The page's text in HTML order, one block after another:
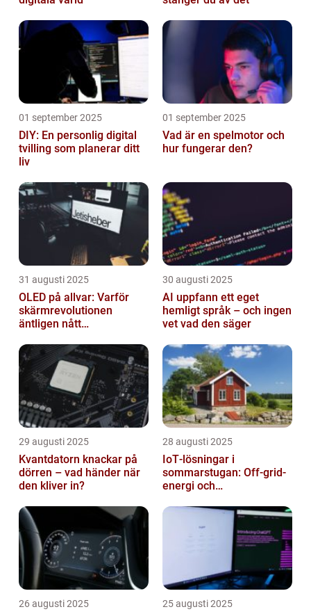
01 september 2025
DIY: En personlig digital
tvilling som planerar ditt
liv
01 september 2025
Vad är en spelmotor och
hur fungerar den?
31 augusti 2025
OLED på allvar: Varför
skärmrevolutionen
äntligen nått
30 augusti 2025
AI uppfann ett eget
hemligt språk – och ingen
vet vad den säger
29 augusti 2025
Kvantdatorn knackar på
dörren – vad händer när
den kliver in?
28 augusti 2025
IoT‑lösningar i
sommarstugan: Off‑grid-
energi och
26 augusti 2025 25 augusti 2025